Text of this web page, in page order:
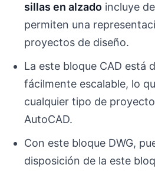
sillas en alzado incluye
permiten una
proyectos de diseño.
La este bloque CAD está
fácilmente escalable, lo
cualquier tipo de
AutoCAD.
Con este bloque DWG,
disposición de la este